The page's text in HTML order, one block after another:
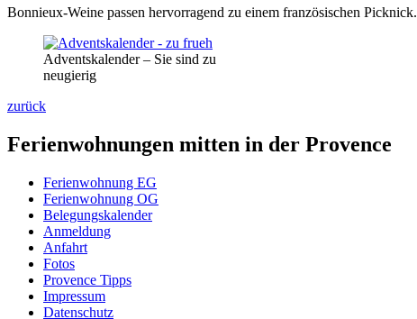
Bonnieux-Weine passen hervorragend zu einem französischen Picknick.
Adventskalender – Sie sind zu
neugierig
zurück
Ferienwohnungen mitten in der Provence
Ferienwohnung EG
Ferienwohnung OG
Belegungskalender
Anmeldung
Anfahrt
Fotos
Provence Tipps
Impressum
Datenschutz